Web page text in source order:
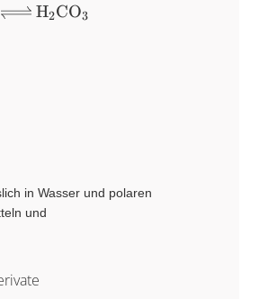
HX
2COX
3
in Wasser und polaren
und